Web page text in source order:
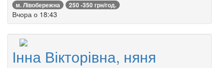
м. Лівобережна 250 -350 грн/год.
Вчора о 18:43
Інна Вікторівна, няня